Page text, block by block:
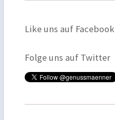
Like uns auf Facebook
Folge uns auf Twitter